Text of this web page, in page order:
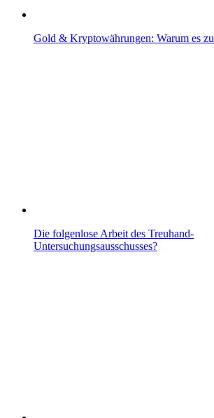
Gold & Kryptowährungen: Warum es
Die folgenlose Arbeit des Treuhand-
Untersuchungsausschusses?